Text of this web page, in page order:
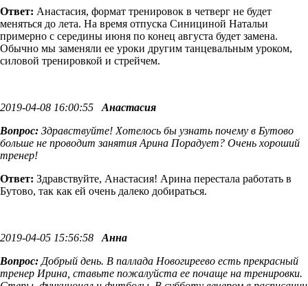
Ответ: Анастасия, формат тренировок в четверг не будет
меняться до лета. На время отпуска Синициной Натальи
примерно с середины июня по конец августа будет замена.
Обычно мы заменяли ее уроки другим танцевальным уроком,
силовой тренировкой и стрейчем.
2019-04-08 16:00:55 Анастасия
Вопрос: Здравствуйте! Хотелось бы узнать почему в Бутово
больше не проводит занятия Арина Порадует? Очень хороший
тренер!
Ответ: Здравствуйте, Анастасия! Арина перестала работать в
Бутово, так как ей очень далеко добираться.
2019-04-05 15:56:58 Анна
Вопрос: Добрый день. В паллада Новогиреево есть прекрасный
тренер Ирина, ставьте пожалуйста ее почаще на тренировки.